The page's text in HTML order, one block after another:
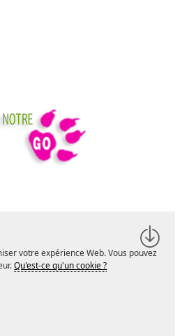
votre expérience Web. Vous pouvez
Qu'est-ce qu'un cookie ?